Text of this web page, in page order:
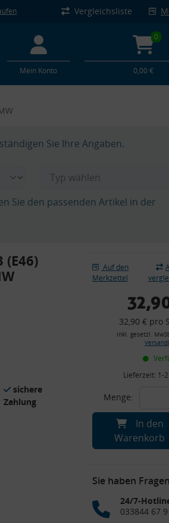
Vergleichsliste
Mein Konto
0
0,00 €
Sie Ihre Angaben.
Sie den passenden Artikel in der
(E46)
sichere
Zahlung
Auf den
Merkzettel
32,90 € pro
inkl. gesetzl.
Lieferzeit: 1-
Menge:
In den
Warenkorb
Sie haben
24/7-
033844 67